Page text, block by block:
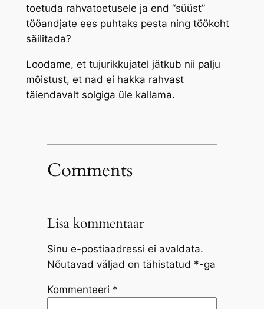
toetuda rahvatoetusele ja end “süüst”
tööandjate ees puhtaks pesta ning töökoht
säilitada?
Loodame, et tujurikkujatel jätkub nii palju
mõistust, et nad ei hakka rahvast
täiendavalt solgiga üle kallama.
Comments
Lisa kommentaar
Sinu e-postiaadressi ei avaldata.
Nõutavad väljad on tähistatud *-ga
Kommenteeri *